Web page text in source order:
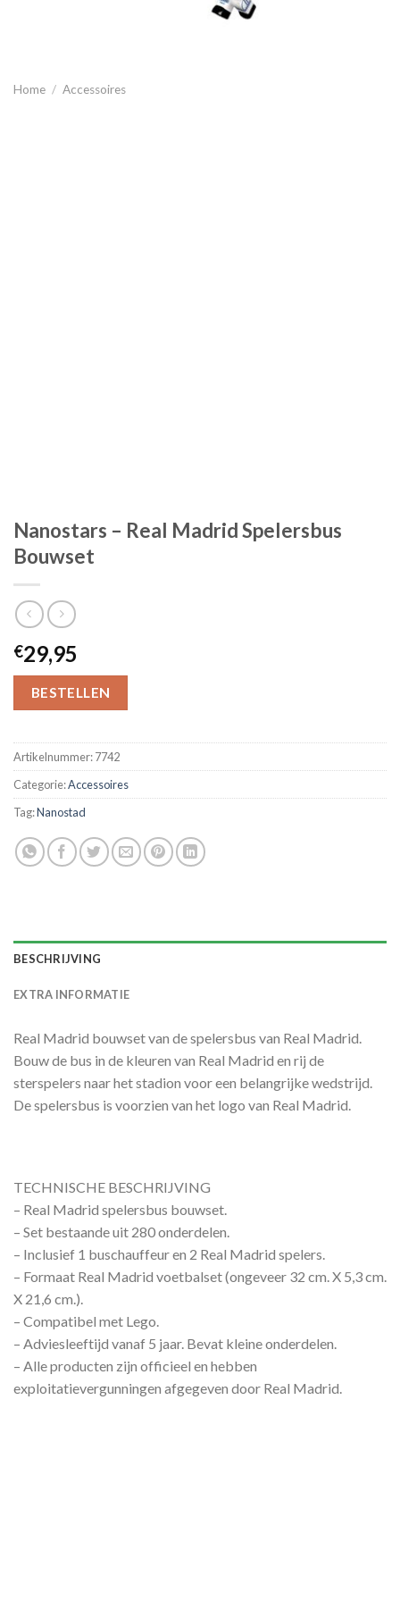
Home / Accessoires
Nanostars – Real Madrid Spelersbus
Bouwset
€29,95
BESTELLEN
Artikelnummer:7742
Categorie:Accessoires
Tag:Nanostad
BESCHRIJVING
EXTRA INFORMATIE
Real Madrid bouwset van de spelersbus van Real Madrid.
Bouw de bus in de kleuren van Real Madrid en rij de
sterspelers naar het stadion voor een belangrijke wedstrijd.
De spelersbus is voorzien van het logo van Real Madrid.
TECHNISCHE BESCHRIJVING
– Real Madrid spelersbus bouwset.
– Set bestaande uit 280 onderdelen.
– Inclusief 1 buschauffeur en 2 Real Madrid spelers.
– Formaat Real Madrid voetbalset (ongeveer 32 cm. X 5,3 cm.
X 21,6 cm.).
– Compatibel met Lego.
– Adviesleeftijd vanaf 5 jaar. Bevat kleine onderdelen.
– Alle producten zijn officieel en hebben
exploitatievergunningen afgegeven door Real Madrid.